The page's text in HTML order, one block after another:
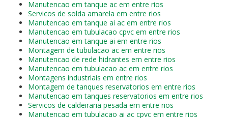
Manutencao em tanque ac em entre rios
Servicos de solda amarela em entre rios
Manutencao em tanque ai ac em entre rios
Manutencao em tubulacao cpvc em entre rios
Manutencao em tanque ai em entre rios
Montagem de tubulacao ac em entre rios
Manutencao de rede hidrantes em entre rios
Manutencao em tubulacao ac em entre rios
Montagens industriais em entre rios
Montagem de tanques reservatorios em entre rios
Manutencao em tanques reservatorios em entre rios
Servicos de caldeiraria pesada em entre rios
Manutencao em tubulacao ai ac cpvc em entre rios